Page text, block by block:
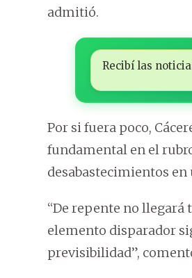
admitió.
Recibí las
Por si fuera poco,
fundamental en el
desabastecimientos
“De repente no
elemento disparador
previsibilidad”,